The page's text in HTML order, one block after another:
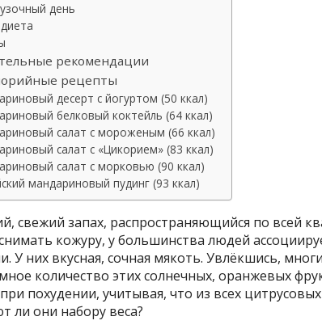
день
рекомендации
рецепты
десерт с йогуртом (50 ккал)
белковый коктейль (64 ккал)
салат с мороженым (66 ккал)
салат с «Цикорием» (83 ккал)
салат с морковью (90 ккал)
мандариновый пудинг (93 ккал)
свежий запах, распространяющийся по всей
кожуру, у большинства людей
У них вкусная, сочная мякоть. Увлёкшись,
количество этих солнечных, оранжевых
похудении, учитывая, что из всех
ли они набору веса?